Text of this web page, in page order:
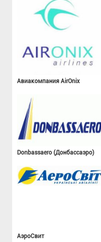
Авиакомпания AirOnix
Donbassaero (Донбассаэро)
АэроСвит